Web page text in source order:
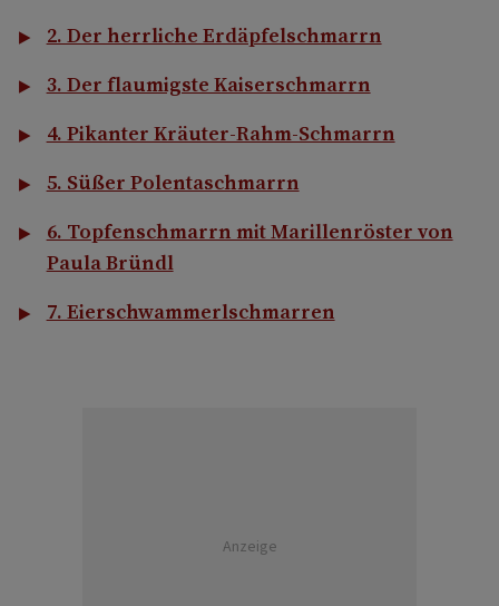
2. Der herrliche Erdäpfelschmarrn
3. Der flaumigste Kaiserschmarrn
4. Pikanter Kräuter-Rahm-Schmarrn
5. Süßer Polentaschmarrn
6. Topfenschmarrn mit Marillenröster von
Paula Bründl
7. Eierschwammerlschmarren
Anzeige